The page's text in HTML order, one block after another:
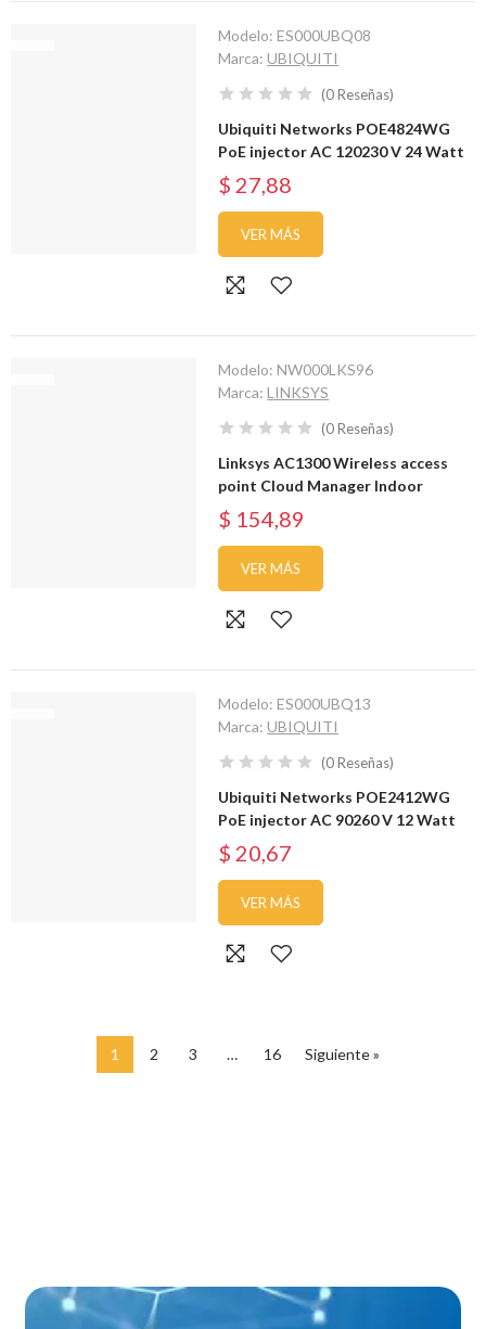
Modelo:ES000UBQ08
Marca:UBIQUITI
(0Reseñas)
Ubiquiti Networks POE4824WG
PoE injector AC 120230 V 24 Watt
$ 27,88
VER MÁS
Modelo:NW000LKS96
Marca:LINKSYS
(0Reseñas)
Linksys AC1300 Wireless access
point Cloud Manager Indoor
$ 154,89
VER MÁS
Modelo:ES000UBQ13
Marca:UBIQUITI
(0Reseñas)
Ubiquiti Networks POE2412WG
PoE injector AC 90260 V 12 Watt
$ 20,67
VER MÁS
1 2 3 … 16 Siguiente »